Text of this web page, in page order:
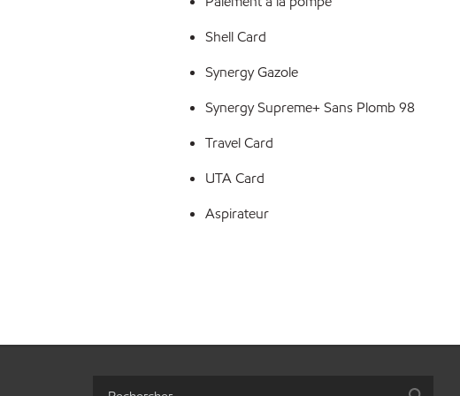
Shell Card
Synergy Gazole
Synergy Supreme+ Sans Plomb 98
Travel Card
UTA Card
Aspirateur